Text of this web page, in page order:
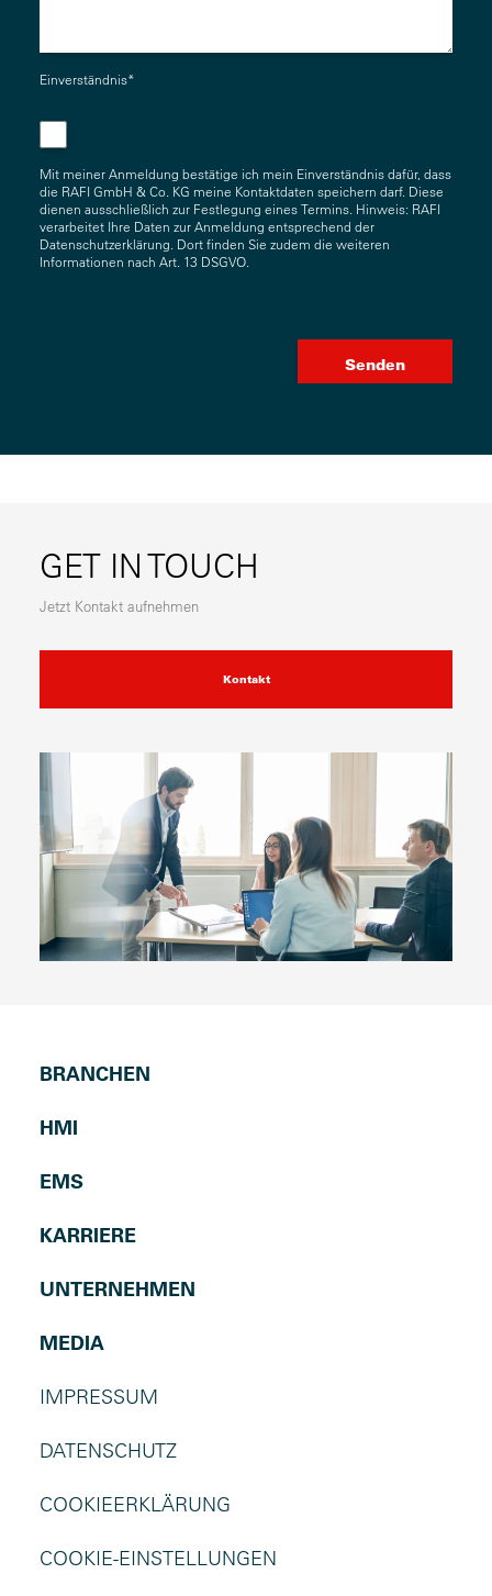
Einverständnis*
Mit meiner Anmeldung bestätige ich mein Einverständnis dafür, dass
die RAFI GmbH & Co. KG meine Kontaktdaten speichern darf. Diese
dienen ausschließlich zur Festlegung eines Termins. Hinweis: RAFI
verarbeitet Ihre Daten zur Anmeldung entsprechend der
Datenschutzerklärung. Dort finden Sie zudem die weiteren
Informationen nach Art. 13 DSGVO.
GET IN TOUCH
Jetzt Kontakt aufnehmen
Kontakt
BRANCHEN
HMI
EMS
KARRIERE
UNTERNEHMEN
MEDIA
IMPRESSUM
DATENSCHUTZ
COOKIEERKLÄRUNG
COOKIE-EINSTELLUNGEN